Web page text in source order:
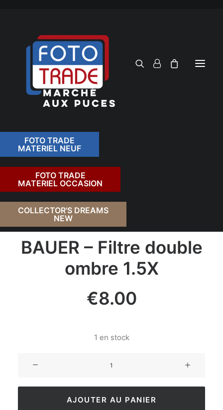
FOTO TRADE
MATERIEL NEUF
FOTO TRADE
MATERIEL OCCASION
COLLECTOR'S DREAMS
NEW
RETOUR
BAUER – Filtre double
ombre 1.5X
€8.00
1 en stock
AJOUTER AU PANIER